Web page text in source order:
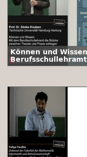
Können und
Theorie und Praxis